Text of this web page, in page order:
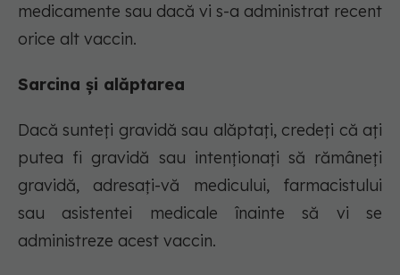
medicamente sau dacă vi s-a administrat recent
orice alt vaccin.
Sarcina și alăptarea
Dacă sunteți gravidă sau alăptați, credeți că ați
putea fi gravidă sau intenționați să rămâneți
gravidă, adresați-vă medicului, farmacistului
sau asistentei medicale înainte să vi se
administreze acest vaccin.